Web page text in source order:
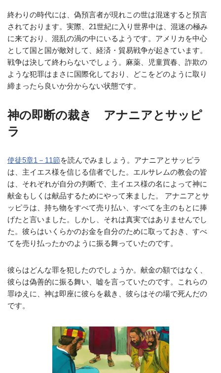
終わりの時代には、偽預言者が現れこの世は混迷すると預言
されております。実際、21世紀に入り世界中は、混迷の極み
に来ており、混乱の渦の中にいるようです。アメリカを中心
として国と国が敵対して、経済・貿易戦争が起きています。
戦争は決して終わらないでしょう。麻薬、児童買春、詐欺の
ような犯罪はまさに国際化しており、どこをどのように取り
締まったら良いか分からない状態です。
神の即断の裁き アナニアとサッピ
ラ
使徒5章1－11節を読んでみましょう。アナニアとサッピラ
は、主イエス様を信じる信者でした。エルサレムの教会の皆
は、それぞれが自分の判断で、主イエス様の名によって神に
献金もしくは献品するためにやって来ました。 アナニアとサ
ッピラは、持ち物をすべて売り払い、すべてを主のもとに捧
げたと言いました。しかし、それは真実ではありませんでし
た。彼らはいくらかのお金を自分のために取っておき、すべ
てを売り払ったかのように振る舞っていたのです。
彼らはどんな罪を犯したのでしょうか。献金の額ではなく、
彼らは偽善的に振る舞い、嘘を言っていたのです。これらの
罪ゆえに、神は即座に彼らを裁き、彼らはその場で死んだの
です。